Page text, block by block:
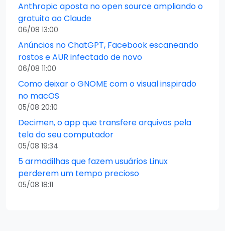
Anthropic aposta no open source ampliando o
gratuito ao Claude
06/08 13:00
Anúncios no ChatGPT, Facebook escaneando
rostos e AUR infectado de novo
06/08 11:00
Como deixar o GNOME com o visual inspirado
no macOS
05/08 20:10
Decimen, o app que transfere arquivos pela
tela do seu computador
05/08 19:34
5 armadilhas que fazem usuários Linux
perderem um tempo precioso
05/08 18:11